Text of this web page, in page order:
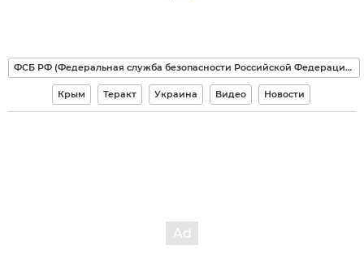
ФСБ РФ (Федеральная служба безопасности Российской Федерации)
Крым Теракт Украина Видео Новости